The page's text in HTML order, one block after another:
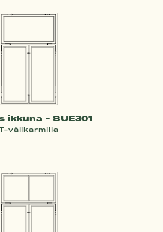
ikkuna - SUE301
välikarmilla